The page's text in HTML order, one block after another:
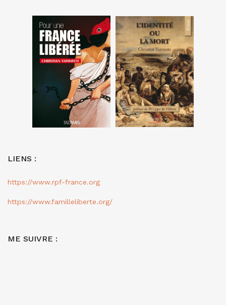
LIENS :
https://www.rpf-france.org
https://www.familleliberte.org/
ME SUIVRE :